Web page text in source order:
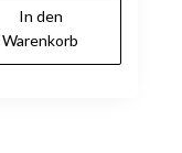
In den
Warenkorb